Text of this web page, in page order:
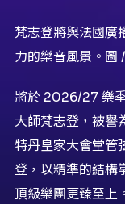
梵志登將與法國廣
力的樂音風景。圖
將於 2026/27 樂
大師梵志登，被譽
特丹皇家大會堂管
登，以精準的結構
頂級樂團更臻至上